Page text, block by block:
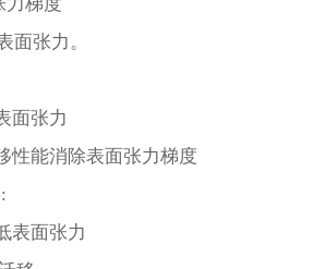
面张力。
面张力
性能消除表面张力梯度
表面张力